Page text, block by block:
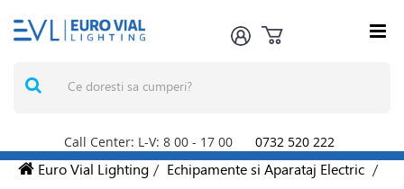
Call Center: L-V: 8 00 - 17 00 0732 520 222
Euro Vial Lighting / Echipamente si Aparataj Electric /